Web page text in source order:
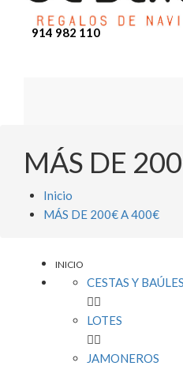
914 982 110
MÁS DE
Inicio
MÁS DE 200€ A 400€
INICIO
CESTAS Y

LOTES

JAMONEROS